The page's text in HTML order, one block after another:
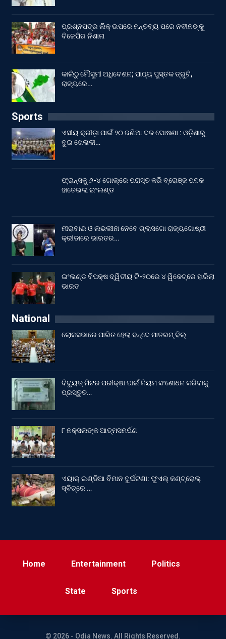
ପ୍ରଶ୍ନପତ୍ର ଲିକ୍ ଉପରେ ମନ୍ତବ୍ୟ ପରେ ନବୀନଙ୍କୁ
ବିଜେପିର ନିଶାନା
କାଲିଠୁ ମୌସୁମୀ ଅଧିବେଶନ; ପାଠ୍ୟ ପୁସ୍ତକ ତ୍ରୁଟି,
ରାଜ୍ୟରେ…
Sports
ଏସୀୟ କ୍ରୀଡ଼ା ପାଇଁ ୨୦ ଜଣିଆ ଦଳ ଘୋଷଣା : ଓଡ଼ିଶାରୁ
ଦୁଇ ଖେଳାଳୀ…
ଫ୍ରାନ୍ସକୁ ୬-୪ ଗୋଲ୍‌ରେ ପରାସ୍ତ କରି ବ୍ରୋଞ୍ଜ ପଦକ
ହାତେଇଲା ଇଂଲଣ୍ଡ
ମୀରାବାଈ ଓ ଲଭଲୀନା ନେବେ ଗ୍ଲାସଗୋ ରାଜ୍ୟଗୋଷ୍ଠୀ
କ୍ରୀଡାରେ ଭାରତର…
ଇଂଲଣ୍ଡ ବିପକ୍ଷ ଦ୍ୱିତୀୟ ଟି-୨୦ରେ ୪ ୱିକେଟ୍‌ରେ ହାରିଲା
ଭାରତ
National
ଲୋକସଭାରେ ପାରିତ ହେଲା ବନ୍ଦେ ମାତରମ୍‌ ବିଲ୍‌
ବିଦ୍ୟୁତ୍ ମିଟର ପରୀକ୍ଷା ପାଇଁ ନିୟମ ସଂଶୋଧନ କରିବାକୁ
ପ୍ରସ୍ତୁତ…
୮ ନକ୍ସଲଙ୍କ ଆତ୍ମସମର୍ପଣ
ଏୟାର୍ ଇଣ୍ଡିଆ ବିମାନ ଦୁର୍ଘଟଣା: ଫୁଏଲ୍‌ କଣ୍ଟ୍ରୋଲ୍‌
ସ୍ବିଚ୍‌ରେ …
Home Entertainment Politics
State Sports
© 2026 - Odia News. All Rights Reserved.